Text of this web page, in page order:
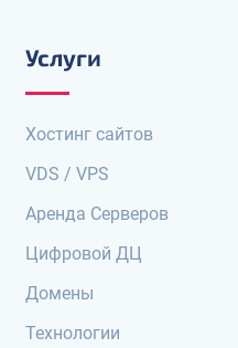
Услуги
Хостинг сайтов
VDS / VPS
Аренда Серверов
Цифровой ДЦ
Домены
Технологии